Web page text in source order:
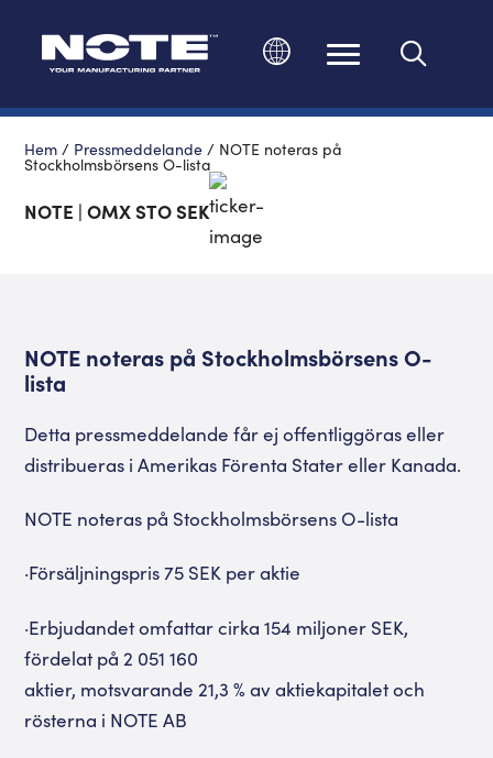
Hem / Pressmeddelande / NOTE noteras på
Stockholmsbörsens O-lista
NOTE | OMX STO SEK
NOTE noteras på Stockholmsbörsens O-
lista
Detta pressmeddelande får ej offentliggöras eller
distribueras i Amerikas Förenta Stater eller Kanada.
NOTE noteras på Stockholmsbörsens O-lista
·Försäljningspris 75 SEK per aktie
·Erbjudandet omfattar cirka 154 miljoner SEK,
fördelat på 2 051 160
aktier, motsvarande 21,3 % av aktiekapitalet och
rösterna i NOTE AB